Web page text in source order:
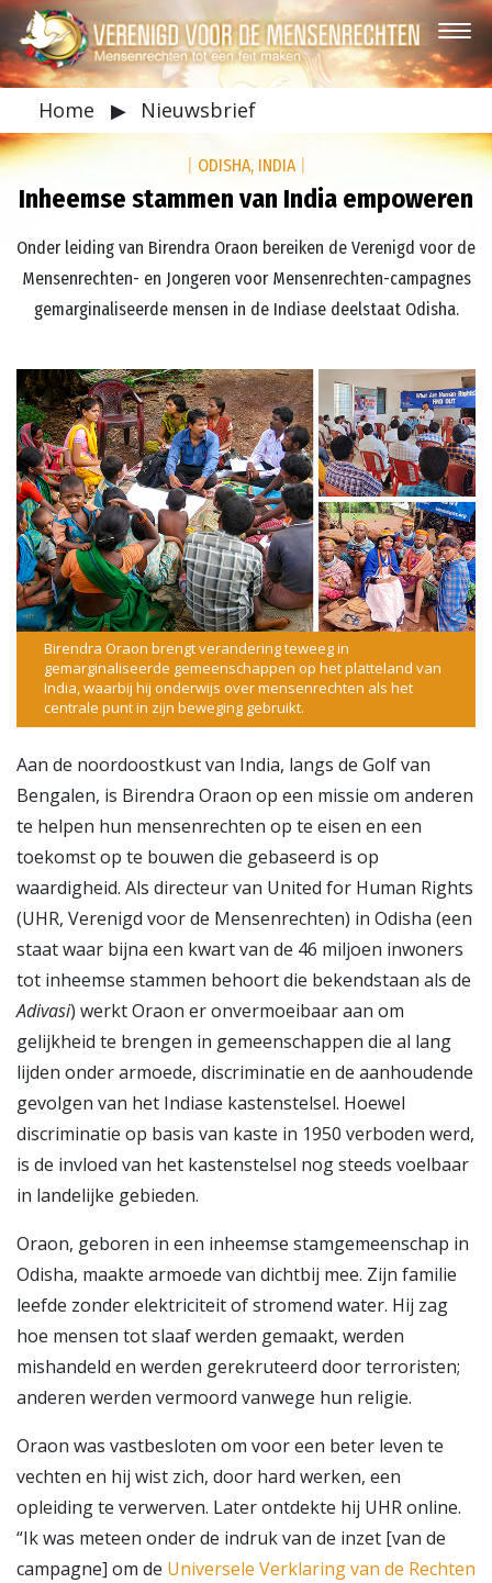
Home ▶ Nieuwsbrief
ODISHA, INDIA
Inheemse stammen van India empoweren
Onder leiding van Birendra Oraon bereiken de Verenigd voor de
Mensenrechten- en Jongeren voor Mensenrechten-campagnes
gemarginaliseerde mensen in de Indiase deelstaat Odisha.
Birendra Oraon brengt verandering teweeg in
gemarginaliseerde gemeenschappen op het platteland van
India, waarbij hij onderwijs over mensenrechten als het
centrale punt in zijn beweging gebruikt.
Aan de noordoostkust van India, langs de Golf van
Bengalen, is Birendra Oraon op een missie om anderen
te helpen hun mensenrechten op te eisen en een
toekomst op te bouwen die gebaseerd is op
waardigheid. Als directeur van United for Human Rights
(UHR, Verenigd voor de Mensenrechten) in Odisha (een
staat waar bijna een kwart van de 46 miljoen inwoners
tot inheemse stammen behoort die bekendstaan als de
Adivasi) werkt Oraon er onvermoeibaar aan om
gelijkheid te brengen in gemeenschappen die al lang
lijden onder armoede, discriminatie en de aanhoudende
gevolgen van het Indiase kastenstelsel. Hoewel
discriminatie op basis van kaste in 1950 verboden werd,
is de invloed van het kastenstelsel nog steeds voelbaar
in landelijke gebieden.
Oraon, geboren in een inheemse stamgemeenschap in
Odisha, maakte armoede van dichtbij mee. Zijn familie
leefde zonder elektriciteit of stromend water. Hij zag
hoe mensen tot slaaf werden gemaakt, werden
mishandeld en werden gerekruteerd door terroristen;
anderen werden vermoord vanwege hun religie.
Oraon was vastbesloten om voor een beter leven te
vechten en hij wist zich, door hard werken, een
opleiding te verwerven. Later ontdekte hij UHR online.
“Ik was meteen onder de indruk van de inzet [van de
campagne] om de Universele Verklaring van de Rechten